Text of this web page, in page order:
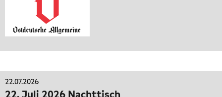
22.07.2026
22. Juli 2026 Nachttisch